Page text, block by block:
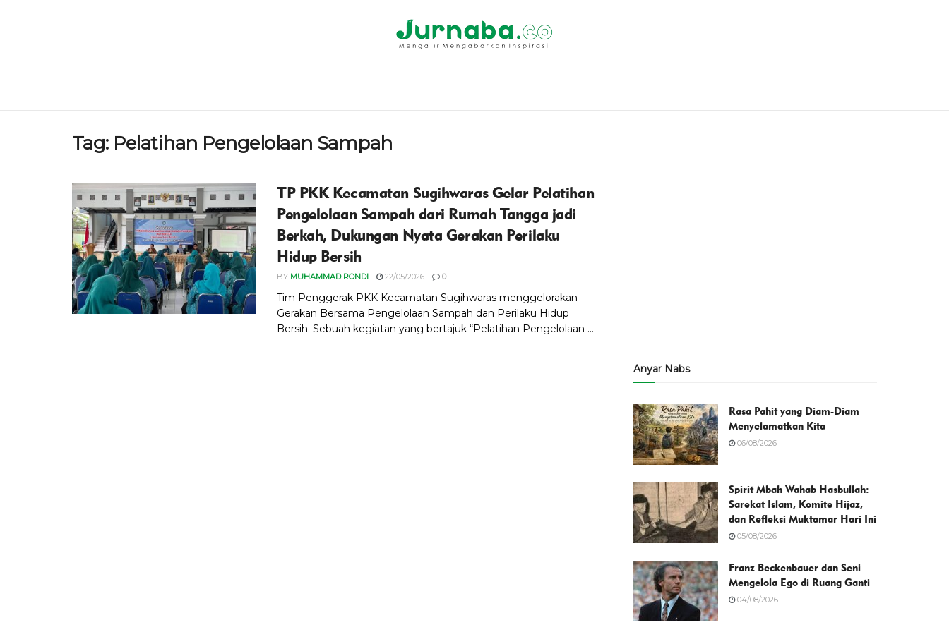
Tag: Pelatihan Pengelolaan Sampah
TP PKK Kecamatan Sugihwaras Gelar Pelatihan
Pengelolaan Sampah dari Rumah Tangga jadi
Berkah, Dukungan Nyata Gerakan Perilaku
Hidup Bersih
BY MUHAMMAD RONDI 22/05/2026 0
Tim Penggerak PKK Kecamatan Sugihwaras menggelorakan
Gerakan Bersama Pengelolaan Sampah dan Perilaku Hidup
Bersih. Sebuah kegiatan yang bertajuk “Pelatihan Pengelolaan ...
Anyar Nabs
Rasa Pahit yang Diam-Diam
Menyelamatkan Kita
06/08/2026
Spirit Mbah Wahab Hasbullah:
Sarekat Islam, Komite Hijaz,
dan Refleksi Muktamar Hari Ini
05/08/2026
Franz Beckenbauer dan Seni
Mengelola Ego di Ruang Ganti
04/08/2026